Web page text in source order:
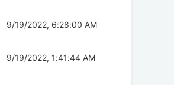
9/19/2022, 6:28:00 AM
9/19/2022, 1:41:44 AM